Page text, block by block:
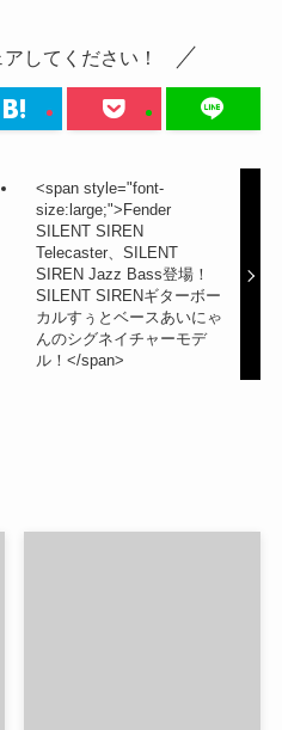
してください！
<span style="font-
size:large;">Fender
SILENT SIREN
Telecaster、SILENT
SIREN Jazz Bass登場！
SILENT SIRENギターボー
カルすぅとベースあいにゃ
んのシグネイチャーモデ
ル！</span>